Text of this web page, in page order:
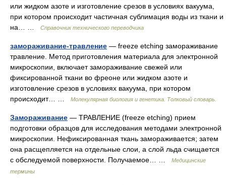
или жидком азоте и изготовление срезов в условиях вакуума,
при котором происходит частичная сублимация воды из ткани и
на… …
Справочник технического переводчика
замораживание-травление — freeze etching замораживание
травление. Mетод приготовления материала для электронной
микроскопии, включает замораживание свежей или
фиксированной ткани во фреоне или жидком азоте и
изготовление срезов в условиях вакуума, при котором
происходит… …
Молекулярная биология и генетика. Толковый словарь.
Замораживание — ТРАВЛЕНИЕ (freeze etching) прием
подготовки образцов для исследования методами электронной
микроскопии. Нефиксированная ткань замораживается; затем
она расщепляется на отдельные слои, а слой льда счищается
с обследуемой поверхности. Получаемое… …
Медицинские
термины